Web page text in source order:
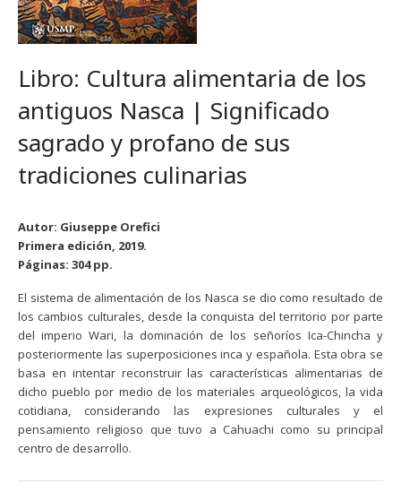
Libro: Cultura alimentaria de los
antiguos Nasca | Significado
sagrado y profano de sus
tradiciones culinarias
Autor: Giuseppe Orefici
Primera edición, 2019.
Páginas: 304 pp.
El sistema de alimentación de los Nasca se dio como resultado de
los cambios culturales, desde la conquista del territorio por parte
del imperio Wari, la dominación de los señoríos Ica-Chincha y
posteriormente las superposiciones inca y española. Esta obra se
basa en intentar reconstruir las características alimentarias de
dicho pueblo por medio de los materiales arqueológicos, la vida
cotidiana, considerando las expresiones culturales y el
pensamiento religioso que tuvo a Cahuachi como su principal
centro de desarrollo.